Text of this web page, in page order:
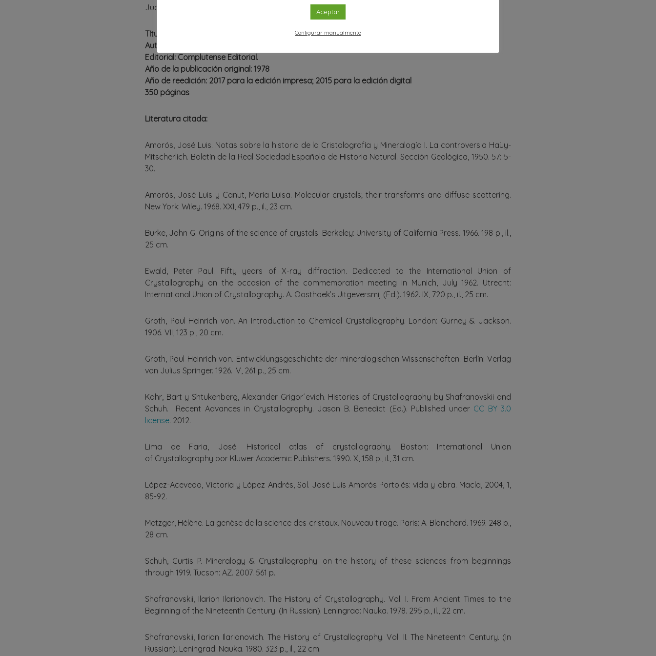
Juan Manuel García-Ruiz
Título: La gran aventura del cristal
Autor: José Luis Amorós
Editorial: Complutense Editorial.
Año de la publicación original: 1978
Año de reedición: 2017 para la edición impresa; 2015 para la edición digital
350 páginas
Literatura citada:
Amorós, José Luis. Notas sobre la historia de la Cristalografía y Mineralogía I. La controversia Haüy-
Mitscherlich. Boletín de la Real Sociedad Española de Historia Natural. Sección Geológica, 1950. 57: 5-
30.
Amorós, José Luis y Canut, María Luisa. Molecular crystals; their transforms and diffuse scattering.
New York: Wiley. 1968. XXI, 479 p., il., 23 cm.
Burke, John G. Origins of the science of crystals. Berkeley: University of California Press. 1966. 198 p., il.,
25 cm.
Ewald, Peter Paul. Fifty years of X-ray diffraction. Dedicated to the International Union of
Crystallography on the occasion of the commemoration meeting in Munich, July 1962. Utrecht:
International Union of Crystallography. A. Oosthoek’s Uitgeversmij (Ed.). 1962. IX, 720 p., il., 25 cm.
Groth, Paul Heinrich von. An Introduction to Chemical Crystallography. London: Gurney & Jackson.
1906. VII, 123 p., 20 cm.
Groth, Paul Heinrich von. Entwicklungsgeschichte der mineralogischen Wissenschaften. Berlín: Verlag
von Julius Springer. 1926. IV, 261 p., 25 cm.
Kahr, Bart y Shtukenberg, Alexander Grigor´evich. Histories of Crystallography by Shafranovskii and
Schuh. Recent Advances in Crystallography. Jason B. Benedict (Ed.). Published under CC BY 3.0
license. 2012.
Lima de Faria, José. Historical atlas of crystallography. Boston: International Union
of Crystallography por Kluwer Academic Publishers. 1990. X, 158 p., il., 31 cm.
López-Acevedo, Victoria y López Andrés, Sol. José Luis Amorós Portolés: vida y obra. Macla, 2004, 1,
85-92.
Metzger, Hélène. La genèse de la science des cristaux. Nouveau tirage. Paris: A. Blanchard. 1969. 248 p.,
28 cm.
Schuh, Curtis P. Mineralogy & Crystallography: on the history of these sciences from beginnings
through 1919. Tucson: AZ. 2007. 561 p.
Shafranovskii, Ilarion Ilarionovich. The History of Crystallography. Vol. I. From Ancient Times to the
Beginning of the Nineteenth Century. (In Russian). Leningrad: Nauka. 1978. 295 p., il., 22 cm.
Shafranovskii, Ilarion Ilarionovich. The History of Crystallography. Vol. II. The Nineteenth Century. (In
Russian). Leningrad: Nauka. 1980. 323 p., il., 22 cm.
Aceptar
Configurar manualmente